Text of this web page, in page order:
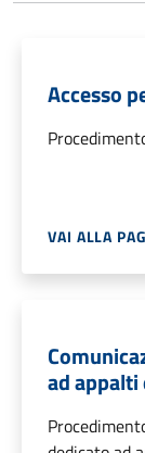
Accesso
VAI ALLA
ad appalti